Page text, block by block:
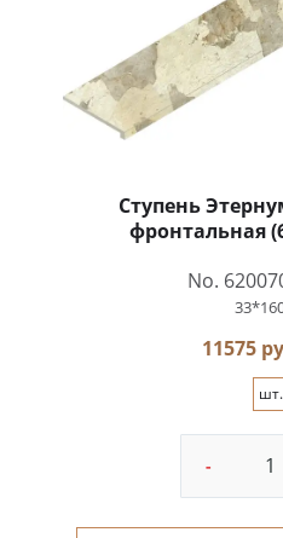
Ступень
фронтальная
No.
11575
шт.
-